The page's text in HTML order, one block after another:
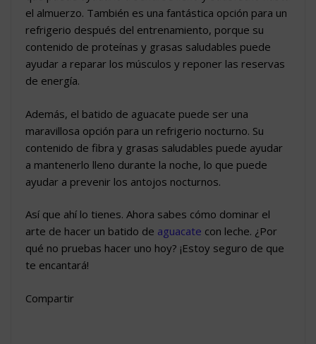
el almuerzo. También es una fantástica opción para un
refrigerio después del entrenamiento, porque su
contenido de proteínas y grasas saludables puede
ayudar a reparar los músculos y reponer las reservas
de energía.
Además, el batido de aguacate puede ser una
maravillosa opción para un refrigerio nocturno. Su
contenido de fibra y grasas saludables puede ayudar
a mantenerlo lleno durante la noche, lo que puede
ayudar a prevenir los antojos nocturnos.
Así que ahí lo tienes. Ahora sabes cómo dominar el
arte de hacer un batido de aguacate con leche. ¿Por
qué no pruebas hacer uno hoy? ¡Estoy seguro de que
te encantará!
Compartir